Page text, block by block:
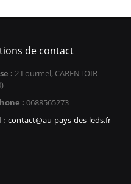
de contact
: 2 Lourmel, CARENTOIR
: 0688565273
: contact@au-pays-des-leds.fr